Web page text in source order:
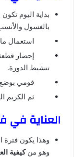
بداية اليوم
بالغسول
استعمال
إحضار
تنشيط الدورة.
قومي
ثم
العناية في
وهذا يكون
وهو من كيفية